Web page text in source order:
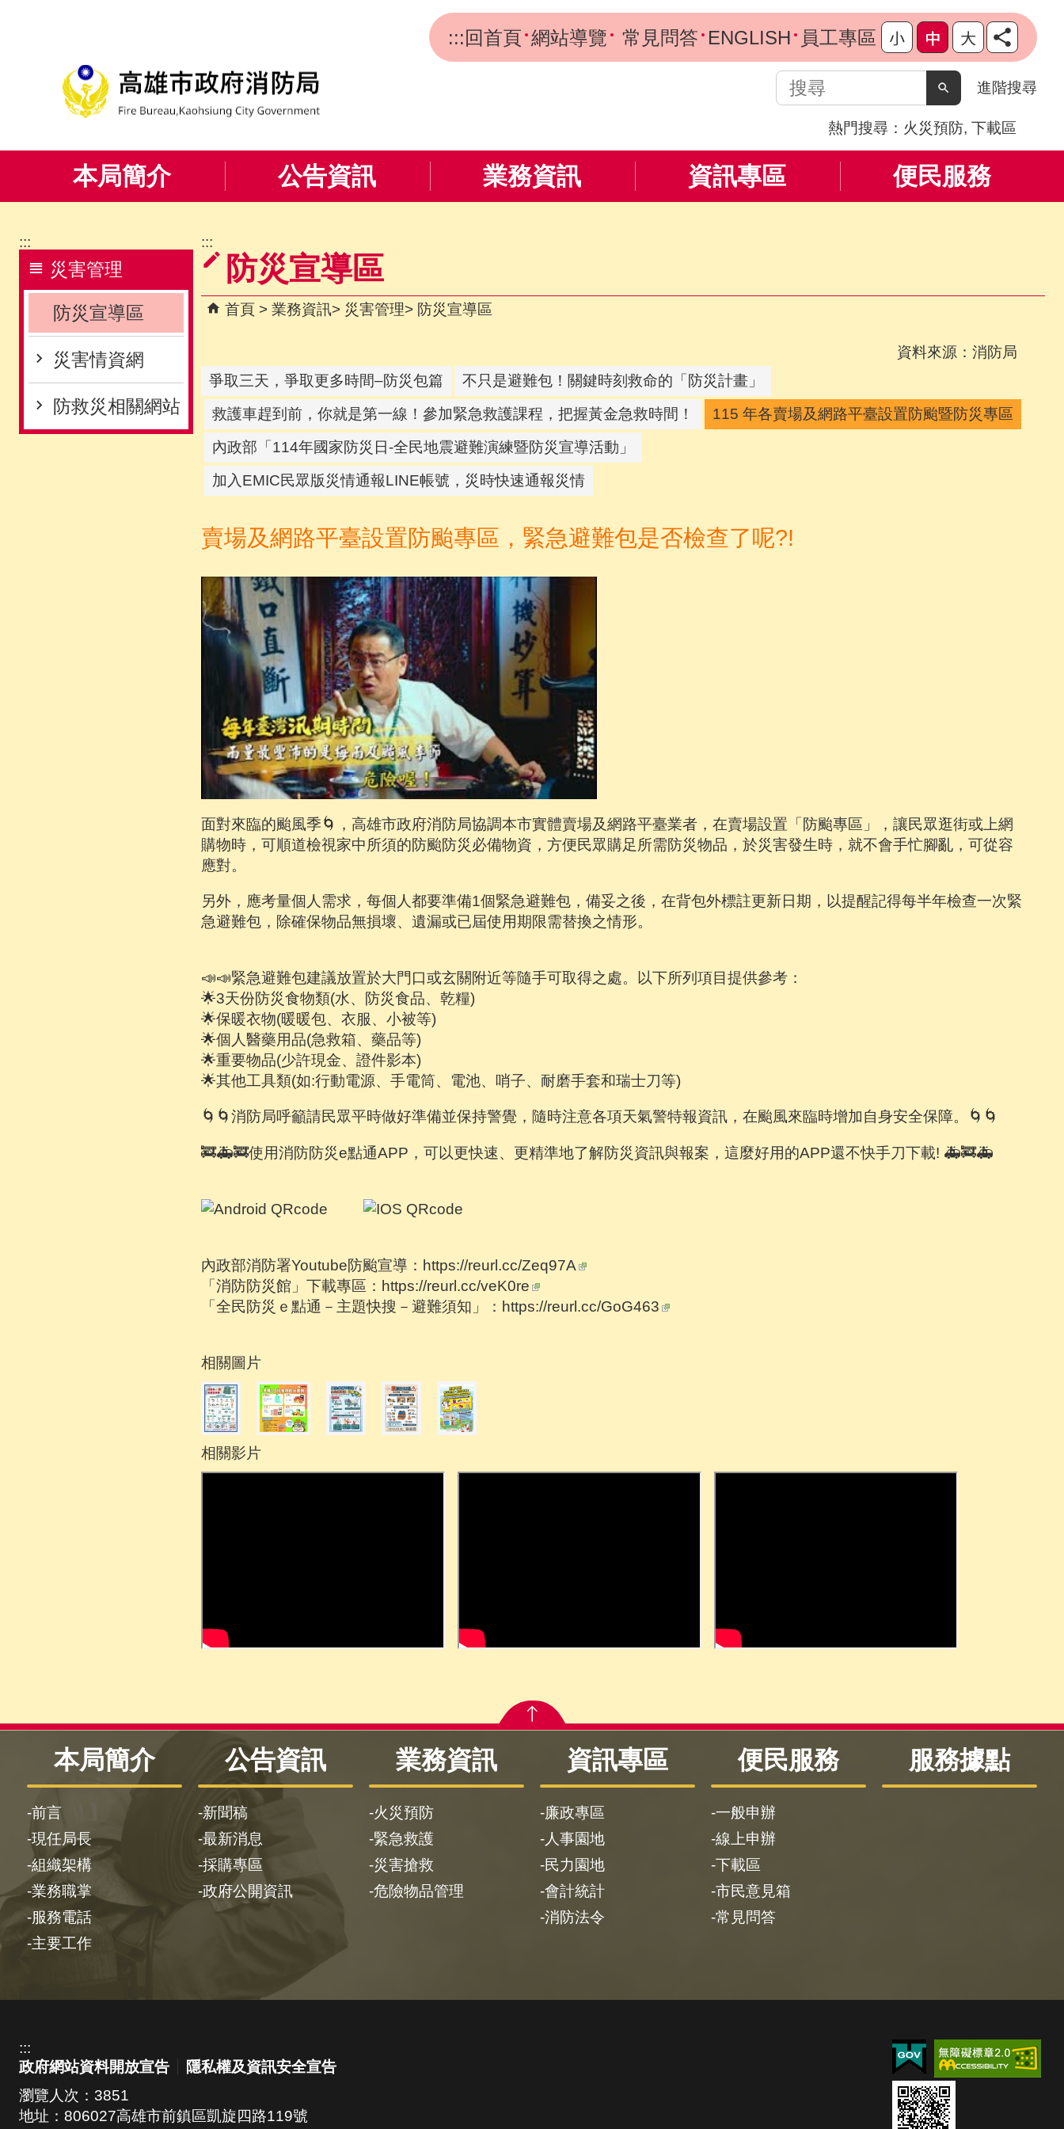
:::回首頁 網站導覽 常見問答 ENGLISH 員工專區
搜
尋
進階搜尋
熱門搜尋： 火災預防 下載區
本局簡介 公告資訊 業務資訊 資訊專區 便民服務
:::
災害管理
防災宣導區
災害情資網
防救災相關網站
:::
防災宣導區
首頁 業務資訊 災害管理 防災宣導區
資料來源：消防局
爭取三天，爭取更多時間–防災包篇
不只是避難包！關鍵時刻救命的「防災計畫」
救護車趕到前，你就是第一線！參加緊急救護課程，把握黃金急救時間！
115 年各賣場及網路平臺設置防颱暨防災專區
內政部「114年國家防災日-全民地震避難演練暨防災宣導活動」
加入EMIC民眾版災情通報LINE帳號，災時快速通報災情
賣場及網路平臺設置防颱專區，緊急避難包是否檢查了呢?!
面對來臨的颱風季🌀，高雄市政府消防局協調本市實體賣場及網路平臺業者，在賣場設置「防颱專區」，讓民眾逛街或上網
購物時，可順道檢視家中所須的防颱防災必備物資，方便民眾購足所需防災物品，於災害發生時，就不會手忙腳亂，可從容
應對。
另外，應考量個人需求，每個人都要準備1個緊急避難包，備妥之後，在背包外標註更新日期，以提醒記得每半年檢查一次緊
急避難包，除確保物品無損壞、遺漏或已屆使用期限需替換之情形。
📣📣緊急避難包建議放置於大門口或玄關附近等隨手可取得之處。以下所列項目提供參考：
🌟3天份防災食物類(水、防災食品、乾糧)
🌟保暖衣物(暖暖包、衣服、小被等)
🌟個人醫藥用品(急救箱、藥品等)
🌟重要物品(少許現金、證件影本)
🌟其他工具類(如:行動電源、手電筒、電池、哨子、耐磨手套和瑞士刀等)
🌀🌀消防局呼籲請民眾平時做好準備並保持警覺，隨時注意各項天氣警特報資訊，在颱風來臨時增加自身安全保障。🌀🌀
🚒🚑🚒使用消防防災e點通APP，可以更快速、更精準地了解防災資訊與報案，這麼好用的APP還不快手刀下載! 🚑🚒🚑
內政部消防署Youtube防颱宣導： https://reurl.cc/Zeq97A
「消防防災館」下載專區： https://reurl.cc/veK0re
「全民防災ｅ點通－主題快搜－避難須知」： https://reurl.cc/GoG463
相關圖片
相關影片
本局簡介
前言
現任局長
組織架構
業務職掌
服務電話
主要工作
公告資訊
新聞稿
最新消息
採購專區
政府公開資訊
業務資訊
火災預防
緊急救護
災害搶救
危險物品管理
資訊專區
廉政專區
人事園地
民力園地
會計統計
消防法令
便民服務
一般申辦
線上申辦
下載區
市民意見箱
常見問答
服務據點
:::
政府網站資料開放宣告
隱私權及資訊安全宣告
瀏覽人次： 3851
地址：806027高雄市前鎮區凱旋四路119號